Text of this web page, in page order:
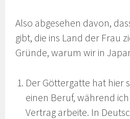
Also abgesehen davon,
gibt, die ins Land der Frau
Gründe, warum wir in
Der Göttergatte hat hier
einen Beruf, während
Vertrag arbeite. In